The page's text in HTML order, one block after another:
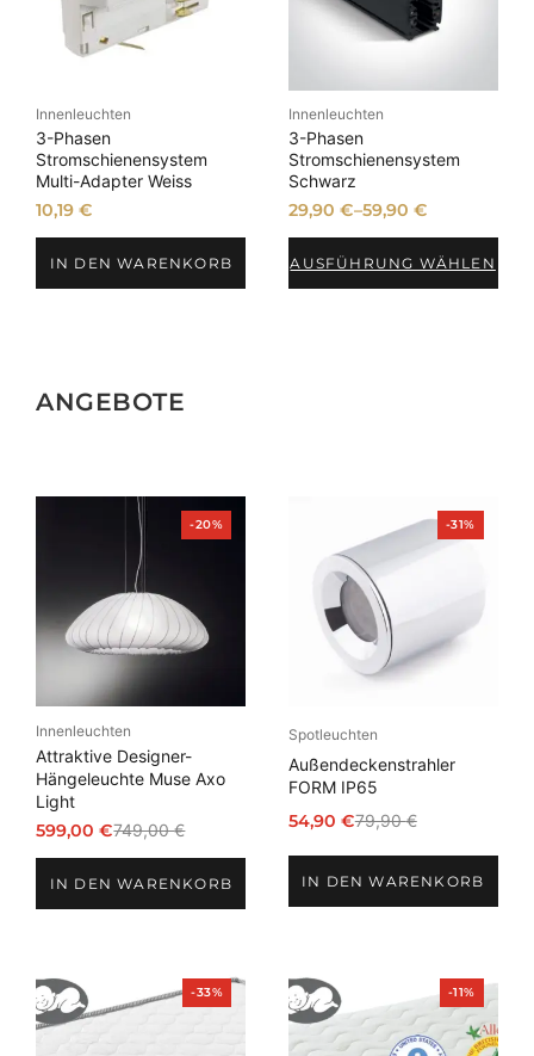
Innenleuchten
3-Phasen
Stromschienensystem
Multi-Adapter Weiss
10,19€
IN DEN WARENKORB
Innenleuchten
3-Phasen
Stromschienensystem
Schwarz
29,90 €–59,90 €
AUSFÜHRUNG WÄHLEN
ANGEBOTE
-20%Produkt
im
Innenleuchten
Attraktive Designer-
Hängeleuchte Muse Axo
Light
749,00€
Ursprünglicher
war:
599,00€
Aktueller
ist:IN DEN WARENKORB
-31%Produkt
im
Spotleuchten
Außendeckenstrahler
FORM IP65
79,90€
Ursprünglicher
Preis
war:
79,90 €
54,90 €
Aktueller
Preis
ist:
54,90 €.
IN DEN WARENKORB
-33%Produkt
im
-11%Produkt
im
Angebot